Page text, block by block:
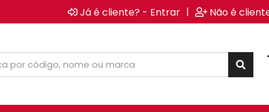
Já é cliente? - Entrar | Não é